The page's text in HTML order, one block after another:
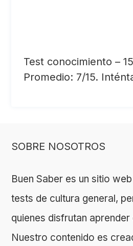
Test conocimiento –
Promedio: 7/15.
SOBRE NOSOTROS
Buen Saber es un sitio
tests de cultura general,
quienes disfrutan
Nuestro contenido es